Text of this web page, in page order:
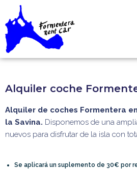
Alquiler coche
Alquiler de coches Formentera
la Savina. Disponemos de una
nuevos para disfrutar de la isla con
Se aplicará un suplemento de 30€ por